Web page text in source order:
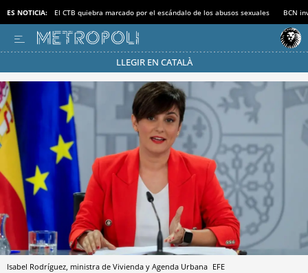
ES NOTICIA: El CTB quiebra marcado por el escándalo de los abusos sexuales BCN
LLEGIR EN CATALÀ
Pásate al MODO AHORRO
Isabel Rodríguez, ministra de Vivienda y Agenda Urbana EFE